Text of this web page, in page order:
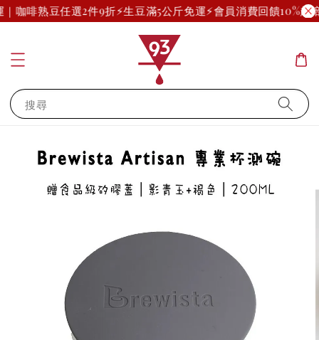
咖啡熟豆任選2件9折⚡生豆滿5公斤免運⚡會員消費回饋10%起(
搜尋